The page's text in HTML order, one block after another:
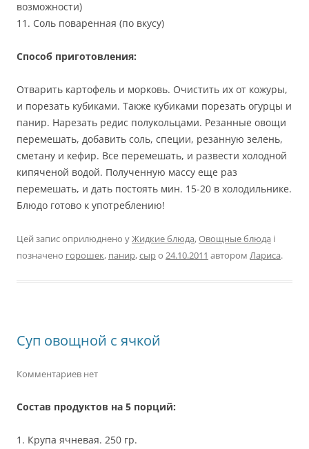
возможности)
11. Соль поваренная (по вкусу)
Способ приготовления:
Отварить картофель и морковь. Очистить их от кожуры,
и порезать кубиками. Также кубиками порезать огурцы и
панир. Нарезать редис полукольцами. Резанные овощи
перемешать, добавить соль, специи, резанную зелень,
сметану и кефир. Все перемешать, и развести холодной
кипяченой водой. Полученную массу еще раз
перемешать, и дать постоять мин. 15-20 в холодильнике.
Блюдо готово к употреблению!
Цей запис оприлюднено уЖидкие блюда,Овощные блюда і
позначено горошек, панир,сыро 24.10.2011 автором Лариса.
Суп овощной с ячкой
Комментариев нет
Состав продуктов на 5 порций:
1. Крупа ячневая. 250 гр.